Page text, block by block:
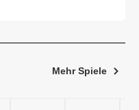
Mehr Spiele